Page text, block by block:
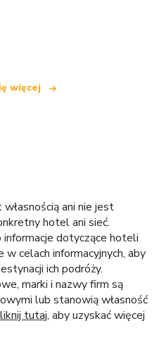
więcej
ani nie jest
hotel ani sieć.
dotyczące hoteli
celach informacyjnych, aby
ich podróży.
marki i nazwy firm są
lub stanowią własność
tutaj, aby uzyskać więcej